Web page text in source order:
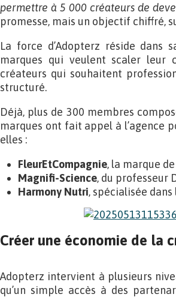
permettre à 5 000 créateurs de
promesse, mais un objectif chiffré,
La force d’Adopterz réside dans
marques qui veulent scaler leur
créateurs qui souhaitent
structuré.
Déjà, plus de 300 membres
marques ont fait appel à l’agence
elles :
FleurEtCompagnie, la marque
Magnifi-Science, du professeur
Harmony Nutri, spécialisée
Créer une économie de la
Adopterz intervient à plusieurs
qu’un simple accès à des